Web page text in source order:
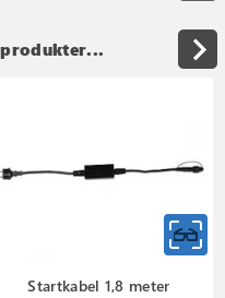
Startkabel 1,8 meter